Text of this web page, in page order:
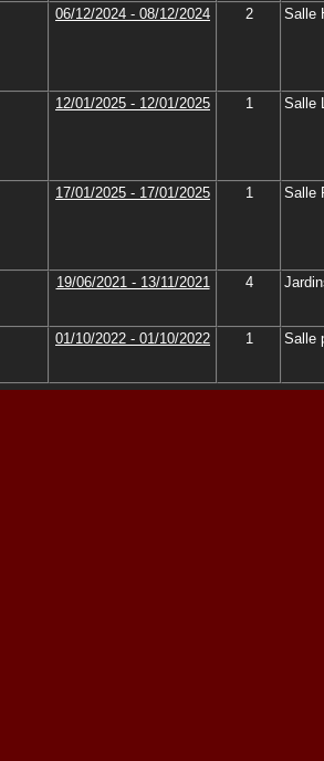
06/12/2024 - 08/12/2024 2 Salle
12/01/2025 - 12/01/2025 1 Salle
17/01/2025 - 17/01/2025 1 Salle
19/06/2021 - 13/11/2021 4
01/10/2022 - 01/10/2022 1 Salle